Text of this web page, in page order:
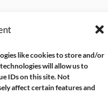
like cookies to store and/or
will allow us to
IDs on this site. Not
affect certain features and